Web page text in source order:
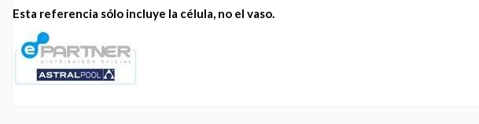
Esta referencia sólo incluye la célula, no el vaso.